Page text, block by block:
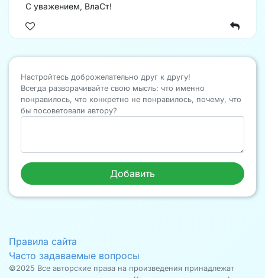
С уважением, ВлаСт!
Настройтесь доброжелательно друг к другу!
Всегда разворачивайте свою мысль: что именно
понравилось, что конкретно не понравилось, почему, что
бы посоветовали автору?
Правила сайта
Часто задаваемые вопросы
©2025 Все авторские права на произведения принадлежат